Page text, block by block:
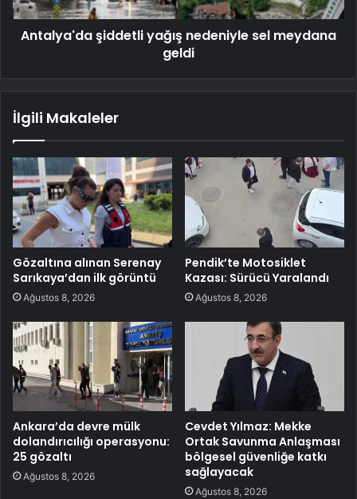
Antalya'da şiddetli yağış nedeniyle sel meydana
geldi
İlgili Makaleler
Gözaltına alınan Serenay
Sarıkaya’dan ilk görüntü
Ağustos 8, 2026
Pendik’te Motosiklet
Kazası: Sürücü Yaralandı
Ağustos 8, 2026
Ankara’da devre mülk
dolandırıcılığı operasyonu:
25 gözaltı
Ağustos 8, 2026
Cevdet Yılmaz: Mekke
Ortak Savunma Anlaşması
bölgesel güvenliğe katkı
sağlayacak
Ağustos 8, 2026